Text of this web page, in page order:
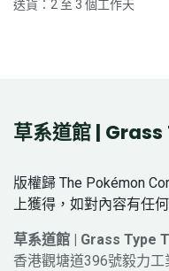
送貨：2 至 3 個工作天
草系道館 |
版權歸 The Pokémon
上獲得，如對內容有任
草系道館 | Grass Type
香港觀塘道396號毅力